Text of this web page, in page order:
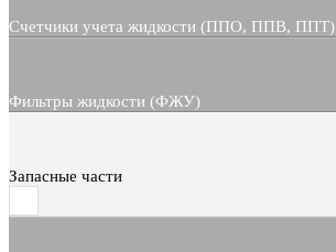
Счетчики учета жидкости (ППО, ППВ, ППТ)
Фильтры жидкости (ФЖУ)
Запасные части